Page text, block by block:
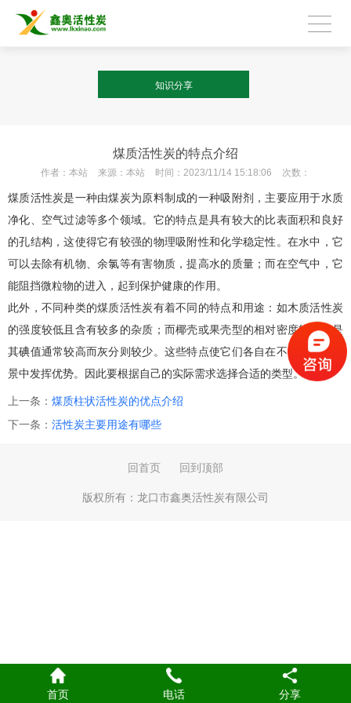
知识分享
煤质活性炭的特点介绍
作者： 本站 来源： 本站 时间： 2023/11/14 15:18:06 次数：
煤质活性炭是一种由煤炭为原料制成的一种吸附剂，主要应用于水质
净化、空气过滤等多个领域。它的特点是具有较大的比表面积和良好
的孔结构，这使得它有较强的物理吸附性和化学稳定性。在水中，它
可以去除有机物、余氯等有害物质，提高水的质量；而在空气中，它
能阻挡微粒物的进入，起到保护健康的作用。
此外，不同种类的煤质活性炭有着不同的特点和用途：如木质活性炭
的强度较低且含有较多的杂质；而椰壳或果壳型的相对密度较小但是
其碘值通常较高而灰分则较少。这些特点使它们各自在不同的应用场
景中发挥优势。因此要根据自己的实际需求选择合适的类型。
上一条： 煤质柱状活性炭的优点介绍
下一条： 活性炭主要用途有哪些
回首页 回到顶部
版权所有： 龙口市鑫奥活性炭有限公司
首页 电话 分享